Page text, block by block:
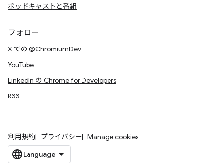
ポッドキャストと番組
フォロー
X での @ChromiumDev
YouTube
LinkedIn の Chrome for Developers
RSS
利用規約 プライバシー Manage cookies